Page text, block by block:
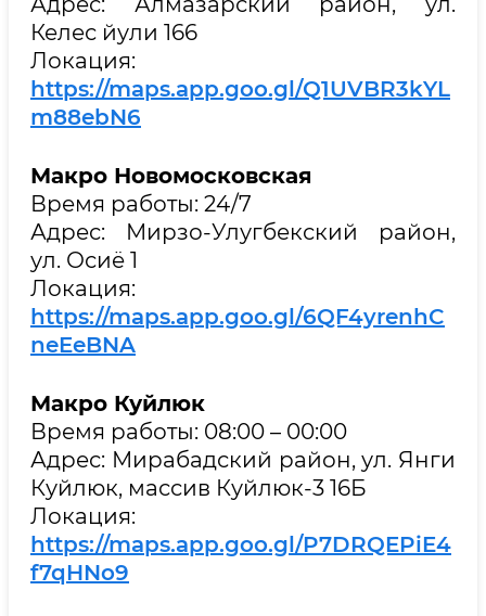
Келес йули 166
Локация:
https://maps.app.goo.gl/Q1UVBR3kYL
m88ebN6
Макро Новомосковская
Время работы: 24/7
Адрес: Мирзо-Улугбекский район,
ул. Осиё 1
Локация:
https://maps.app.goo.gl/6QF4yrenhC
neEeBNA
Макро Куйлюк
Время работы: 08:00 – 00:00
Адрес: Мирабадский район, ул. Янги
Куйлюк, массив Куйлюк-3 16Б
Локация:
https://maps.app.goo.gl/P7DRQEPiE4
f7qHNo9